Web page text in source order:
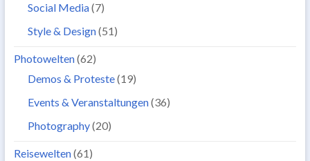
Social Media(7)
Style & Design(51)
Photowelten(62)
Demos & Proteste(19)
Events & Veranstaltungen(36)
Photography(20)
Reisewelten(61)